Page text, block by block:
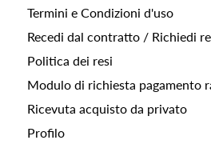
Termini e Condizioni d'uso
Recedi dal contratto / Richiedi
Politica dei resi
Modulo di richiesta pagamento
Ricevuta acquisto da privato
Profilo